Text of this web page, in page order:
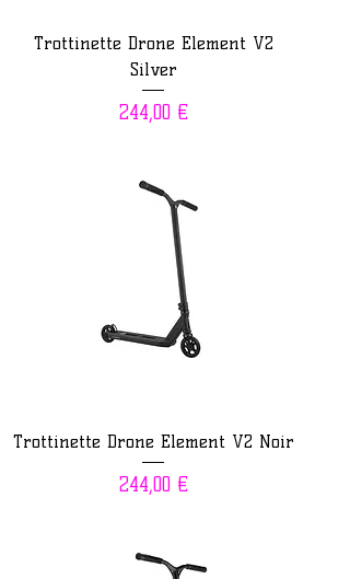
Trottinette Drone Element V2
Silver
Prix
244,00 €
Trottinette Drone Element V2 Noir
Prix
244,00 €